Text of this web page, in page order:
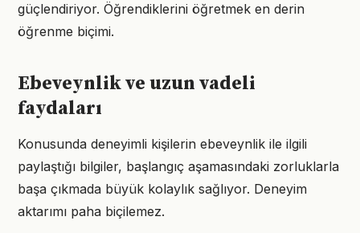
güçlendiriyor. Öğrendiklerini öğretmek en derin
öğrenme biçimi.
Ebeveynlik ve uzun vadeli
faydaları
Konusunda deneyimli kişilerin ebeveynlik ile ilgili
paylaştığı bilgiler, başlangıç aşamasındaki zorluklarla
başa çıkmada büyük kolaylık sağlıyor. Deneyim
aktarımı paha biçilemez.